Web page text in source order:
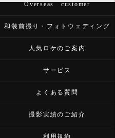
Overseas customer
和装前撮り・フォトウェディング
人気ロケのご案内
サービス
よくある質問
撮影実績のご紹介
利用規約